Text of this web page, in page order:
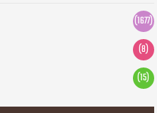
(1677)
(8)
(15)